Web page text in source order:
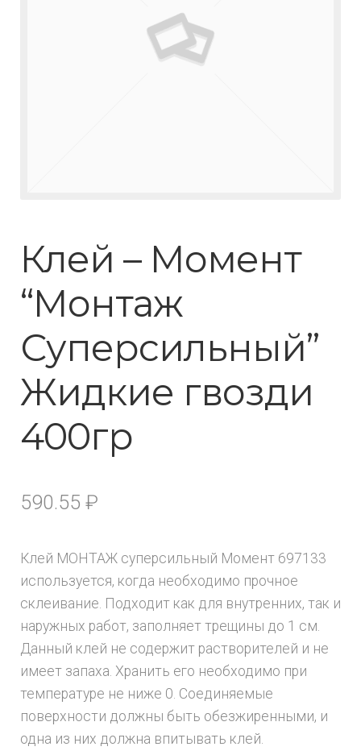
Клей – Момент
“Монтаж
Суперсильный”
Жидкие гвозди
400гр
590.55 ₽
Клей МОНТАЖ суперсильный Момент 697133
используется, когда необходимо прочное
склеивание. Подходит как для внутренних, так и
наружных работ, заполняет трещины до 1 см.
Данный клей не содержит растворителей и не
имеет запаха. Хранить его необходимо при
температуре не ниже 0. Соединяемые
поверхности должны быть обезжиренными, и
одна из них должна впитывать клей.